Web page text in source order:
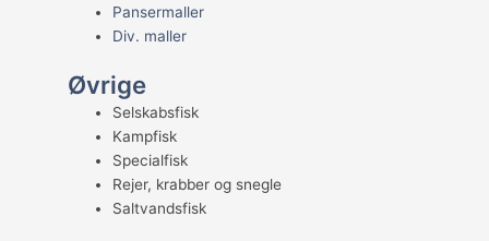
Pansermaller
Div. maller
Øvrige
Selskabsfisk
Kampfisk
Specialfisk
Rejer, krabber og snegle
Saltvandsfisk